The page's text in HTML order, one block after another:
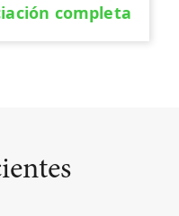
completa